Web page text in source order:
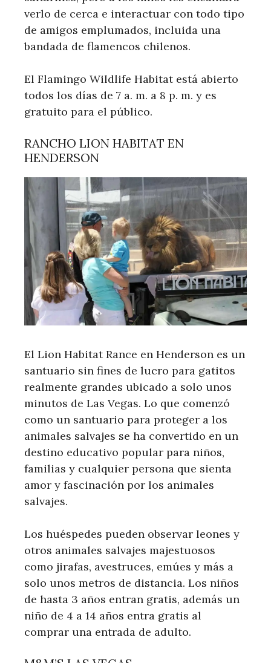
verlo de cerca e interactuar con todo tipo
de amigos emplumados, incluida una
bandada de flamencos chilenos.
El Flamingo Wildlife Habitat está abierto
todos los días de 7 a. m. a 8 p. m. y es
gratuito para el público.
RANCHO LION HABITAT EN
HENDERSON
El Lion Habitat Rance en Henderson es un
santuario sin fines de lucro para gatitos
realmente grandes ubicado a solo unos
minutos de Las Vegas. Lo que comenzó
como un santuario para proteger a los
animales salvajes se ha convertido en un
destino educativo popular para niños,
familias y cualquier persona que sienta
amor y fascinación por los animales
salvajes.
Los huéspedes pueden observar leones y
otros animales salvajes majestuosos
como jirafas, avestruces, emúes y más a
solo unos metros de distancia. Los niños
de hasta 3 años entran gratis, además un
niño de 4 a 14 años entra gratis al
comprar una entrada de adulto.